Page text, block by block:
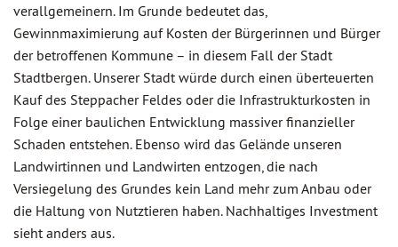
verallgemeinern. Im Grunde bedeutet das,
Gewinnmaximierung auf Kosten der Bürgerinnen und Bürger
der betroffenen Kommune – in diesem Fall der Stadt
Stadtbergen. Unserer Stadt würde durch einen überteuerten
Kauf des Steppacher Feldes oder die Infrastrukturkosten in
Folge einer baulichen Entwicklung massiver finanzieller
Schaden entstehen. Ebenso wird das Gelände unseren
Landwirtinnen und Landwirten entzogen, die nach
Versiegelung des Grundes kein Land mehr zum Anbau oder
die Haltung von Nutztieren haben. Nachhaltiges Investment
sieht anders aus.